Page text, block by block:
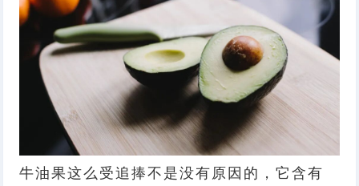
牛油果这么受追捧不是没有原因的，它含有